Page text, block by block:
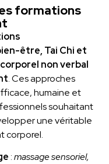
formations
être, Tai Chi et
non verbal
. Ces approches
humaine et
souhaitant
une véritable
corporel.
:massage sensoriel,